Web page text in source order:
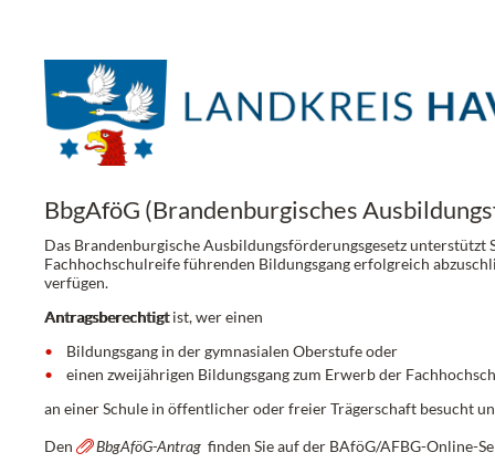
BbgAföG (Brandenburgisches
Das Brandenburgische Ausbildungsförderungsgesetzunterstützt
Fachhochschulreife führenden Bildungsgang erfolgreich
verfügen.
Antragsberechtigtist, wer einen
Bildungsgang in der gymnasialen Oberstufe oder
einen zweijährigen Bildungsgang zum Erwerb der
an einer Schule in öffentlicher oder freier Trägerschaft besucht
Den
BbgAföG-Antrag finden Sie auf der BAföG/AFBG-Online-